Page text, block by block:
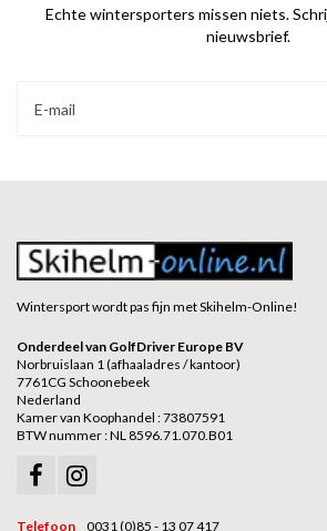
Echte wintersporters missen niets.
nieuwsbrief.
Wintersport wordt pas fijn met Skihelm-Online!
Onderdeel van GolfDriver Europe BV
Norbruislaan 1 (afhaaladres / kantoor)
7761CG Schoonebeek
Nederland
Kamer van Koophandel : 73807591
BTW nummer : NL 8596.71.070.B01
Telefoon 0031 (0)85 - 13 07 417